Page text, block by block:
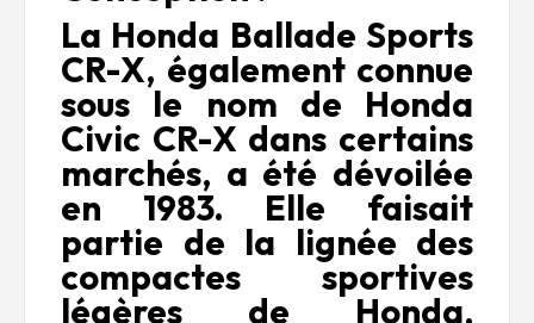
La Honda Ballade Sports
CR-X, également connue
sous le nom de Honda
Civic CR-X dans certains
marchés, a été dévoilée
en 1983. Elle faisait
partie de la lignée des
compactes sportives
légères de Honda,